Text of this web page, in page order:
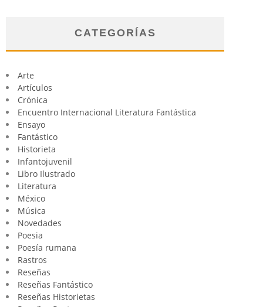
CATEGORÍAS
Arte
Artículos
Crónica
Encuentro Internacional Literatura Fantástica
Ensayo
Fantástico
Historieta
Infantojuvenil
Libro Ilustrado
Literatura
México
Música
Novedades
Poesia
Poesía rumana
Rastros
Reseñas
Reseñas Fantástico
Reseñas Historietas